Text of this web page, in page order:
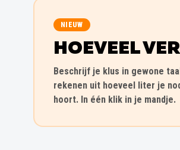
NIEUW
HOEVEEL
Beschrijf je klus in gewone
rekenen uit hoeveel liter je
hoort. In één klik in je mandje.